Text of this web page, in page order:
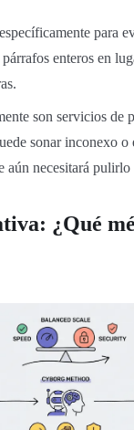
para
enteros en
son servicios de
sonar inconexo o
necesitará pulirlo
¿Qué